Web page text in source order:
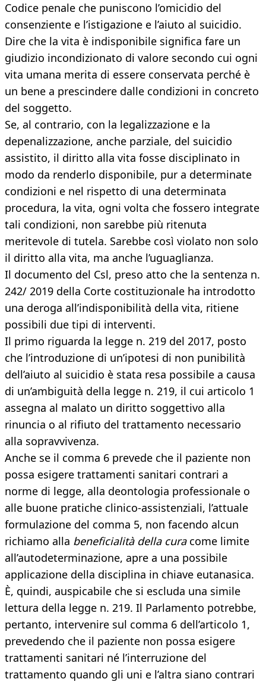
Codice penale che puniscono l’omicidio del
consenziente e l’istigazione e l’aiuto al suicidio.
Dire che la vita è indisponibile significa fare un
giudizio incondizionato di valore secondo cui ogni
vita umana merita di essere conservata perché è
un bene a prescindere dalle condizioni in concreto
del soggetto.
Se, al contrario, con la legalizzazione e la
depenalizzazione, anche parziale, del suicidio
assistito, il diritto alla vita fosse disciplinato in
modo da renderlo disponibile, pur a determinate
condizioni e nel rispetto di una determinata
procedura, la vita, ogni volta che fossero integrate
tali condizioni, non sarebbe più ritenuta
meritevole di tutela. Sarebbe così violato non solo
il diritto alla vita, ma anche l’uguaglianza.
Il documento del Csl, preso atto che la sentenza n.
242/ 2019 della Corte costituzionale ha introdotto
una deroga all’indisponibilità della vita, ritiene
possibili due tipi di interventi.
Il primo riguarda la legge n. 219 del 2017, posto
che l’introduzione di un’ipotesi di non punibilità
dell’aiuto al suicidio è stata resa possibile a causa
di un’ambiguità della legge n. 219, il cui articolo 1
assegna al malato un diritto soggettivo alla
rinuncia o al rifiuto del trattamento necessario
alla sopravvivenza.
Anche se il comma 6 prevede che il paziente non
possa esigere trattamenti sanitari contrari a
norme di legge, alla deontologia professionale o
alle buone pratiche clinico-assistenziali, l’attuale
formulazione del comma 5, non facendo alcun
richiamo alla beneficialità della curacome limite
all’autodeterminazione, apre a una possibile
applicazione della disciplina in chiave eutanasica.
È, quindi, auspicabile che si escluda una simile
lettura della legge n. 219. Il Parlamento potrebbe,
pertanto, intervenire sul comma 6 dell’articolo 1,
prevedendo che il paziente non possa esigere
trattamenti sanitari né l’interruzione del
trattamento quando gli uni e l’altra siano contrari